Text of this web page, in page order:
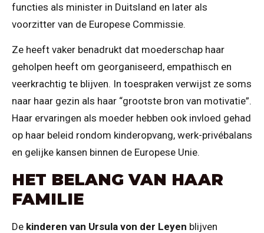
functies als minister in Duitsland en later als
voorzitter van de Europese Commissie.
Ze heeft vaker benadrukt dat moederschap haar
geholpen heeft om georganiseerd, empathisch en
veerkrachtig te blijven. In toespraken verwijst ze soms
naar haar gezin als haar “grootste bron van motivatie”.
Haar ervaringen als moeder hebben ook invloed gehad
op haar beleid rondom kinderopvang, werk-privébalans
en gelijke kansen binnen de Europese Unie.
HET BELANG VAN HAAR
FAMILIE
De kinderen van Ursula von der Leyen blijven